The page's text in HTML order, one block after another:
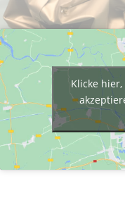
Klicke